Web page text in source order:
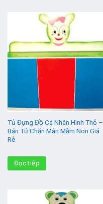
Tủ Đựng Đồ Cá Nhân Hình Thỏ –
Bán Tủ Chăn Màn Mầm Non Giá
Rẻ
Đọc tiếp